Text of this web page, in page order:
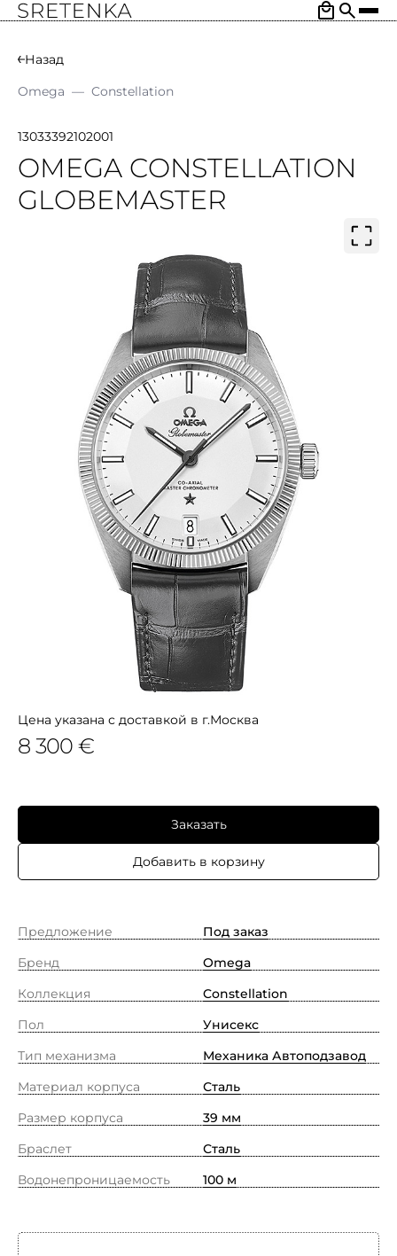
Назад
Omega — Constellation
13033392102001
OMEGA CONSTELLATION
GLOBEMASTER
Цена указана с доставкой в г.Москва
8 300 €
Заказать
Добавить в корзину
Предложение
Под заказ
Бренд
Omega
Коллекция
Constellation
Пол
Унисекс
Тип механизма
Механика Автоподзавод
Материал корпуса
Сталь
Размер корпуса
39 мм
Браслет
Сталь
Водонепроницаемость
100 м